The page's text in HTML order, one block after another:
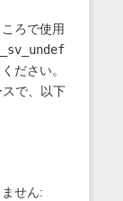
ろで使用
ださい。
で、以下
せん: